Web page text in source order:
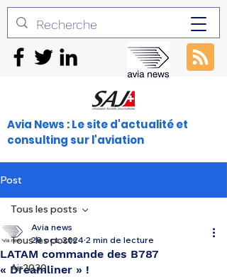
Avia News : Le site d'actualité et
consulting sur l'aviation
Post
Tous les posts
Air2030
Tous les posts
LATAM commande des B787
« Dreamliner » !
Avia news
28 oct. 2024 2 min de lecture